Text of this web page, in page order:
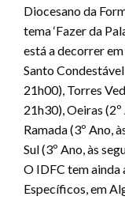
Diocesano da
tema ‘Fazer da
está a decorrer
Santo
21h00), Torres
21h30), Oeiras
Ramada (3º Ano,
Sul (3º Ano, às
O IDFC tem ainda
Específicos, em